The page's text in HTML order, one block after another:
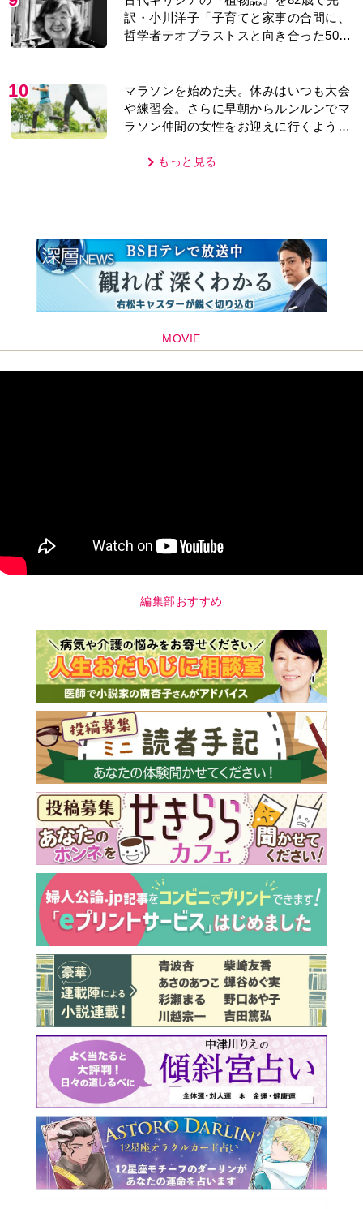
訳・小川洋子「子育てと家事の合間に、
哲学者テオプラストスと向き合った50
10
マラソンを始めた夫。休みはいつも大会
や練習会。さらに早朝からルンルンでマ
ラソン仲間の女性をお迎えに行くように
もっと見る
MOVIE
編集部おすすめ